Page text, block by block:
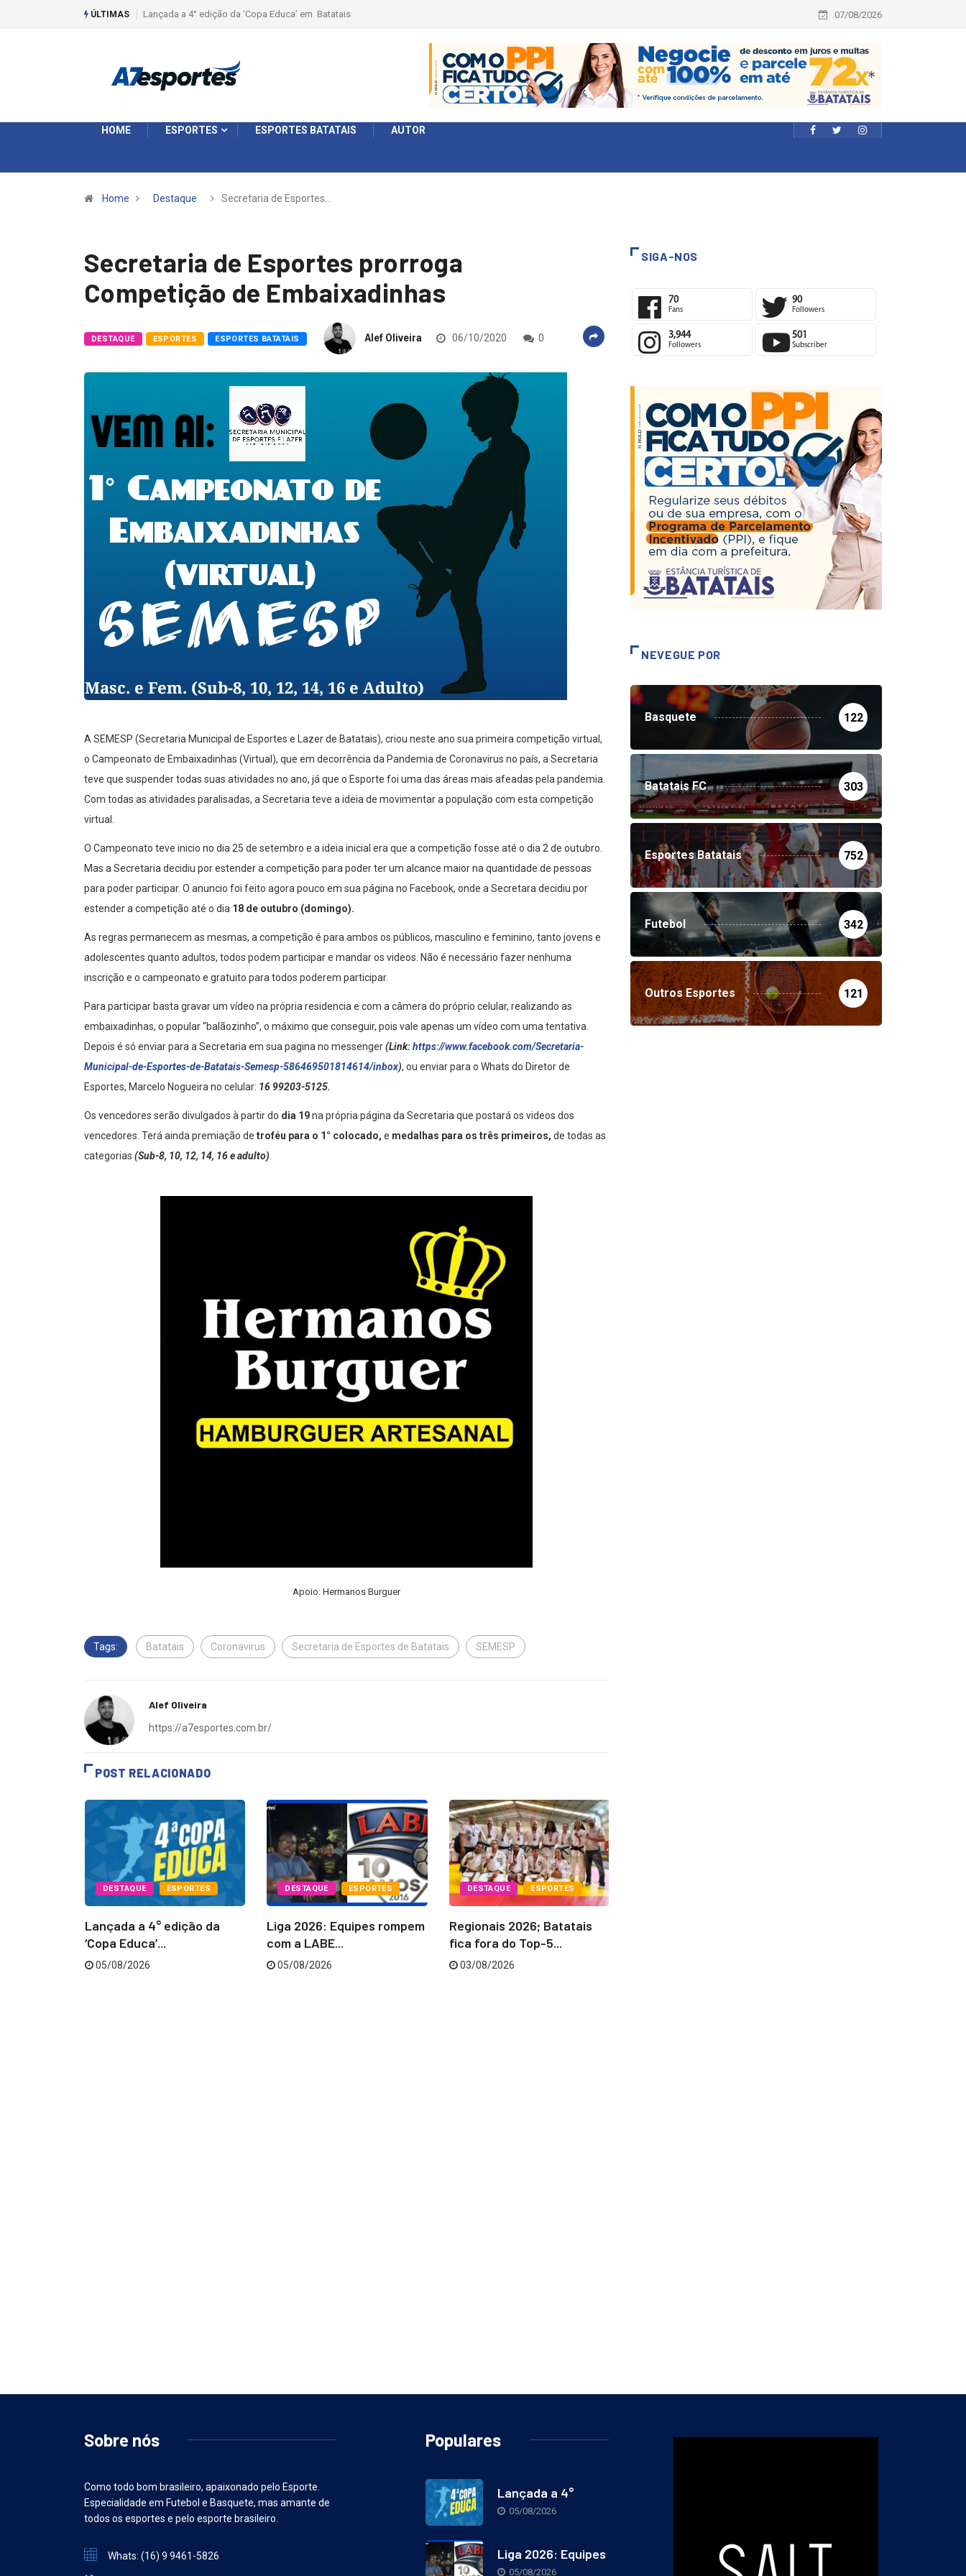
ÚLTIMAS
edição da ‘Copa Educa’ em BatataisLiga 2026: Equipes rompem com a LABE na Série
07/08/2026
HOME ESPORTES ESPORTES BATATAIS AUTOR
Home Destaque Secretaria de Esportes…
Secretaria de Esportes prorroga
Competição de Embaixadinhas
DESTAQUE ESPORTES ESPORTES BATATAIS Alef Oliveira 06/10/2020 0
A SEMESP (Secretaria Municipal de Esportes e Lazer de Batatais), criou neste ano sua primeira competição virtual,
o Campeonato de Embaixadinhas (Virtual), que em decorrência da Pandemia de Coronavirus no país, a Secretaria
teve que suspender todas suas atividades no ano, já que o Esporte foi uma das áreas mais afeadas pela pandemia.
Com todas as atividades paralisadas, a Secretaria teve a ideia de movimentar a população com esta competição
virtual.
O Campeonato teve inicio no dia 25 de setembro e a ideia inicial era que a competição fosse até o dia 2 de outubro.
Mas a Secretaria decidiu por estender a competição para poder ter um alcance maior na quantidade de pessoas
para poder participar. O anuncio foi feito agora pouco em sua página no Facebook, onde a Secretara decidiu por
estender a competição até o dia 18 de outubro (domingo).
As regras permanecem as mesmas, a competição é para ambos os públicos, masculino e feminino, tanto jovens e
adolescentes quanto adultos, todos podem participar e mandar os videos. Não é necessário fazer nenhuma
inscrição e o campeonato e gratuito para todos poderem participar.
Para participar basta gravar um vídeo na própria residencia e com a câmera do próprio celular, realizando as
embaixadinhas, o popular “balãozinho”, o máximo que conseguir, pois vale apenas um vídeo com uma tentativa.
Depois é só enviar para a Secretaria em sua pagina no messenger(Link:https://www.facebook.com/Secretaria-
Municipal-de-Esportes-de-Batatais-Semesp-586469501814614/inbox), ou enviar para o Whats do Diretor de
Esportes, Marcelo Nogueira no celular: 16 99203-5125.
Os vencedores serão divulgados à partir do dia 19na própria página da Secretaria que postará os videos dos
vencedores. Terá ainda premiação de troféu para o 1° colocado, e medalhas para os três primeiros, de todas as
categorias (Sub-8, 10, 12, 14, 16 e adulto).
Apoio: Hermanos Burguer
Tags: Batatais Coronavirus Secretaria de Esportes de Batatais SEMESP
Alef Oliveira
https://a7esportes.com.br/
POST RELACIONADO
DESTAQUE ESPORTES
Lançada a 4° edição da
‘Copa Educa’...
05/08/2026
DESTAQUE ESPORTES
Liga 2026: Equipes rompem
com a LABE...
05/08/2026
DESTAQUE ESPORTES
Regionais 2026; Batatais
fica fora do Top-5...
03/08/2026
SIGA-NOS
70
Fans
90
Followers
3,944
Followers
501
Subscriber
NEVEGUE POR
Basquete 122
Batatais FC 303
Esportes Batatais 752
Futebol 342
Outros Esportes 121
Sobre nós
Como todo bom brasileiro, apaixonado pelo Esporte.
Especialidade em Futebol e Basquete, mas amante de
todos os esportes e pelo esporte brasileiro.
Whats: (16) 9 9461-5826
Populares
Lançada a 4°
05/08/2026
Liga 2026: Equipes
05/08/2026